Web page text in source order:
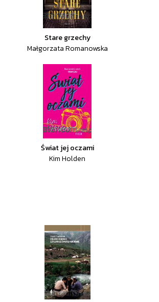
Stare grzechy
Małgorzata Romanowska
Świat jej oczami
Kim Holden